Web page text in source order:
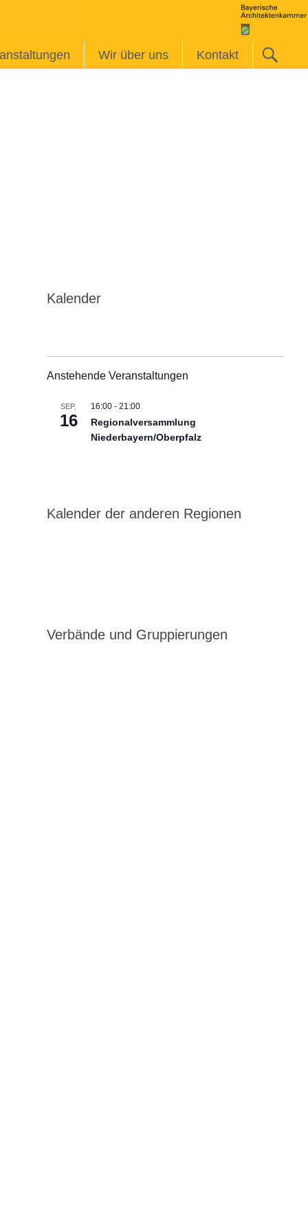
Wir über uns Kontakt
Kalender
Anstehende Veranstaltungen
SEP.
16
16:00- 21:00
Regionalversammlung
Niederbayern/Oberpfalz
Kalender der anderen Regionen
Verbände und Gruppierungen